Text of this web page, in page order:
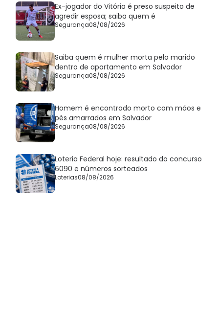
Ex-jogador do Vitória é preso suspeito de
agredir esposa; saiba quem é
Segurança08/08/2026
Saiba quem é mulher morta pelo marido
dentro de apartamento em Salvador
Segurança08/08/2026
Homem é encontrado morto com mãos e
pés amarrados em Salvador
Segurança08/08/2026
Loteria Federal hoje: resultado do concurso
6090 e números sorteados
Loterias08/08/2026